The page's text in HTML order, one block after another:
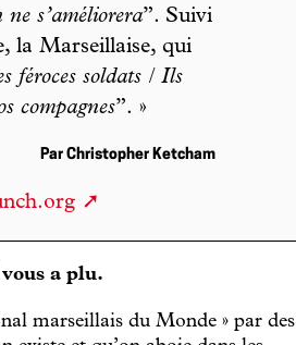
s’améliorera”. Suivi
la Marseillaise, qui
féroces soldats / Ils
compagnes”. »
Par Christopher Ketcham
a plu.
marseillais du Monde » par des